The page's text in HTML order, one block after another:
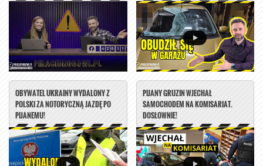
OBYWATEL UKRAINY WYDALONY Z
POLSKI ZA NOTORYCZNĄ JAZDĘ PO
PIJANEMU!
PIJANY GRUZIN WJECHAŁ
SAMOCHODEM NA KOMISARIAT.
DOSŁOWNIE!